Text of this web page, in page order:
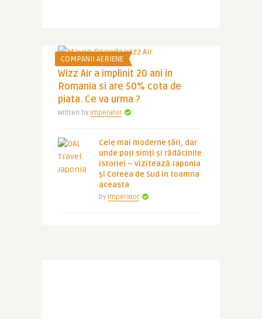
COMPANII AERIENE
Wizz Air a implinit 20 ani in
Romania si are 50% cota de
piata. Ce va urma ?
Written by Imperator
Cele mai moderne țări, dar
unde poți simți și rădăcinile
istoriei – vizitează Japonia
și Coreea de Sud în toamna
aceasta
by Imperator